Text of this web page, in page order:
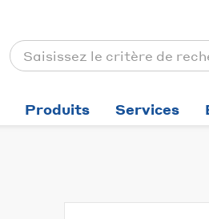
Produits Services